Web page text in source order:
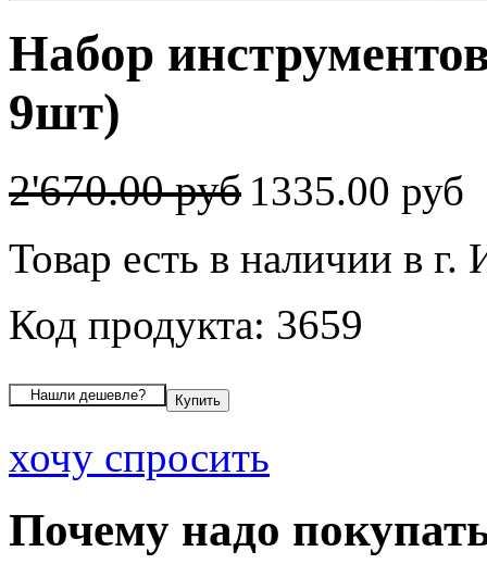
Набор
9шт)
2'670.00 руб 1335.00 руб
Товар есть в наличии в г.
Код продукта: 3659
хочу спросить
Почему надо